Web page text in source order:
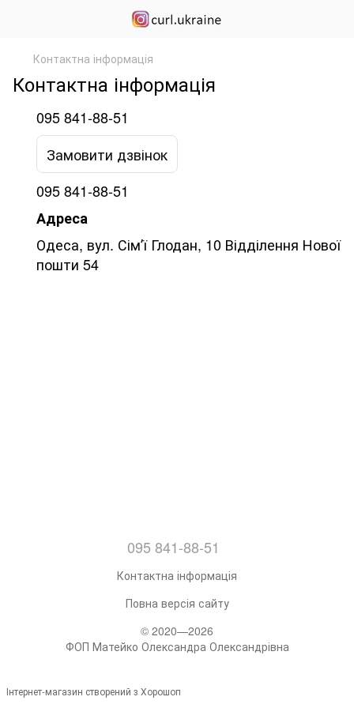
Контактна інформація
Контактна інформація
095 841-88-51
Замовити дзвінок
095 841-88-51
Адреса
Одеса, вул. Сімʼї Глодан, 10 Відділення Нової
пошти 54
095 841-88-51
Контактна інформація
Повна версія сайту
© 2020—2026
ФОП Матейко Олександра Олександрівна
Інтернет-магазин створений з Хорошоп